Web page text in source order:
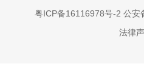
粤ICP备16116978号-2 公安
法律